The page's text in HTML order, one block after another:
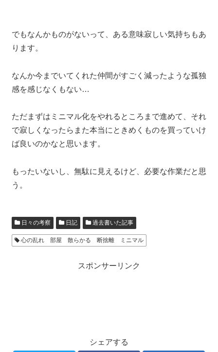
でもなんかものがないって、ある意味寂しい気持ちもあ
ります。
なんか今までいてくれた仲間がすごく減ったような孤独
感を感じなくもない…
ただまずはミニマル化をやれるところまで進めて、それ
で寂しくなったらまた本当にときめくものを買っていけ
ば良いのかなと思います。
もったいないし、無駄に見えるけど、必要な作業だと思
う。
日々の考察 日記 過去書いた記事
心の乱れ 部屋 散らかる 断捨離 ミニマル
スポンサーリンク
シェアする